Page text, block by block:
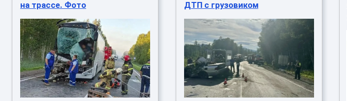
на трассе. Фото
ДТП с грузовиком